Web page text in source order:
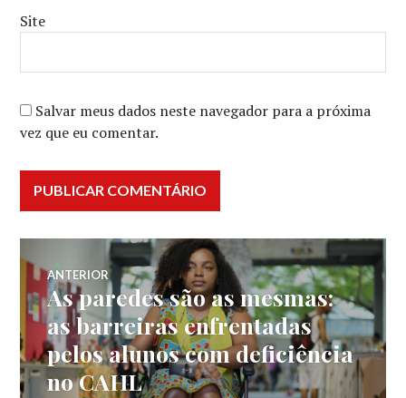
Site
Salvar meus dados neste navegador para a próxima
vez que eu comentar.
Navegação
de
Post
ANTERIOR
Post
anterior:
As paredes são as mesmas:
as barreiras enfrentadas
pelos alunos com deficiência
no CAHL